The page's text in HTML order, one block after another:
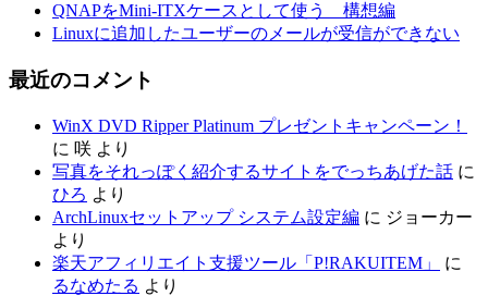
QNAPをMini-ITXケースとして使う 構想編
Linuxに追加したユーザーのメールが受信ができない
最近のコメント
WinX DVD Ripper Platinum プレゼントキャンペーン！
に 咲 より
写真をそれっぽく紹介するサイトをでっちあげた話 に
ひろ より
ArchLinuxセットアップ システム設定編 に ジョーカー
より
楽天アフィリエイト支援ツール「P!RAKUITEM」
に
るなめたる より